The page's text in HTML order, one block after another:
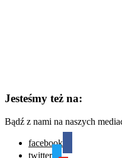
Jesteśmy też na:
Bądź z nami na naszych
facebook
twitter